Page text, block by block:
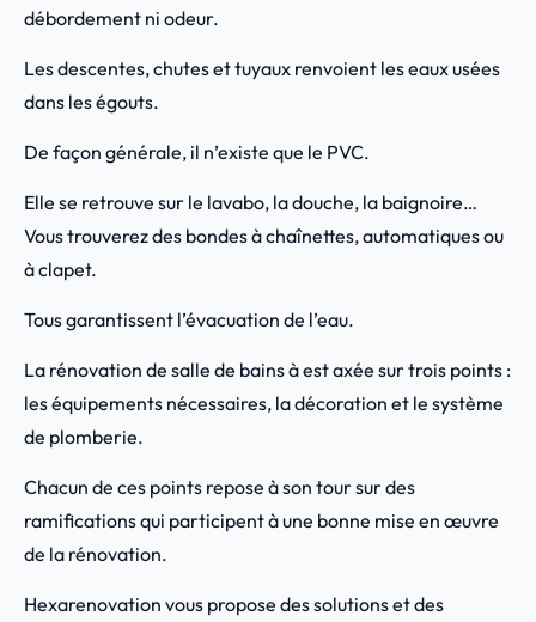
débordement ni odeur.
Les descentes, chutes et tuyaux renvoient les eaux usées
dans les égouts.
De façon générale, il n’existe que le PVC.
Elle se retrouve sur le lavabo, la douche, la baignoire…
Vous trouverez des bondes à chaînettes, automatiques ou
à clapet.
Tous garantissent l’évacuation de l’eau.
La rénovation de salle de bains à est axée sur trois points :
les équipements nécessaires, la décoration et le système
de plomberie.
Chacun de ces points repose à son tour sur des
ramifications qui participent à une bonne mise en œuvre
de la rénovation.
Hexarenovation vous propose des solutions et des